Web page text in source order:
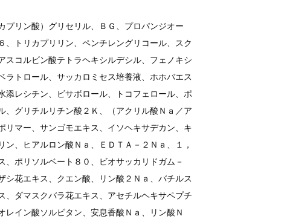
プリン酸）グリセリル、ＢＧ、プロパンジオー
、トリカプリリン、ペンチレングリコール、スク
スコルビン酸テトラヘキシルデシル、フェノキシ
ラトロール、サッカロミセス培養液、ホホバエス
添レシチン、ビサボロール、トコフェロール、ポ
、グリチルリチン酸２Ｋ、（アクリル酸Ｎａ／ア
リマー、サンゴモエキス、イソヘキサデカン、キ
、ヒアルロン酸Ｎａ、ＥＤＴＡ－２Ｎａ、１，
、ポリソルベート８０、ビオサッカリドガム－
シ花エキス、クエン酸、リン酸２Ｎａ、バチルス
、ダマスクバラ花エキス、アセチルヘキサペプチ
レイン酸ソルビタン、安息香酸Ｎａ、リン酸Ｎ